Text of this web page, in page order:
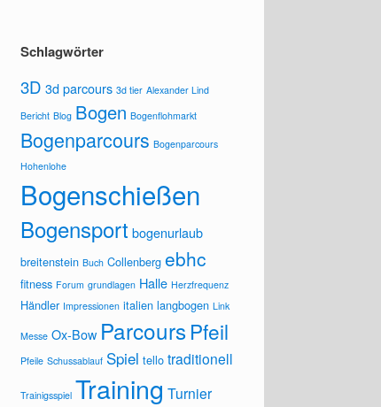
Schlagwörter
3D 3d parcours 3d tier Alexander Lind
Bericht Blog Bogen Bogenflohmarkt
Bogenparcours Bogenparcours
Hohenlohe
Bogenschießen
Bogensport bogenurlaub
breitenstein Buch Collenberg ebhc
fitness Forum grundlagen Halle Herzfrequenz
Händler Impressionen italien langbogen Link
Messe Ox-Bow Parcours Pfeil
Pfeile Schussablauf Spiel tello traditionell
Trainigsspiel Training Turnier